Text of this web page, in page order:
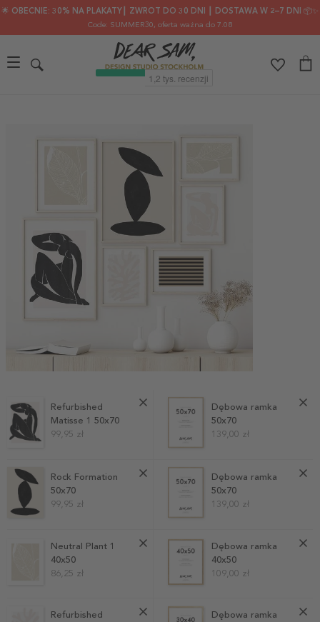
🌟 OBECNIE: 30% NA PLAKATY┃ ZWROT DO 30 DNI ┃ DOSTAWA W 2–7 DNI 📦✨
Code: SUMMER30, oferta ważna do 7.08
Refurbished
Matisse 1 50x70
99,95 zł
Dębowa ramka
50x70
139,00 zł
Rock Formation
50x70
99,95 zł
Dębowa ramka
50x70
139,00 zł
Neutral Plant 1
40x50
86,25 zł
Dębowa ramka
40x50
109,00 zł
Refurbished
Dębowa ramka